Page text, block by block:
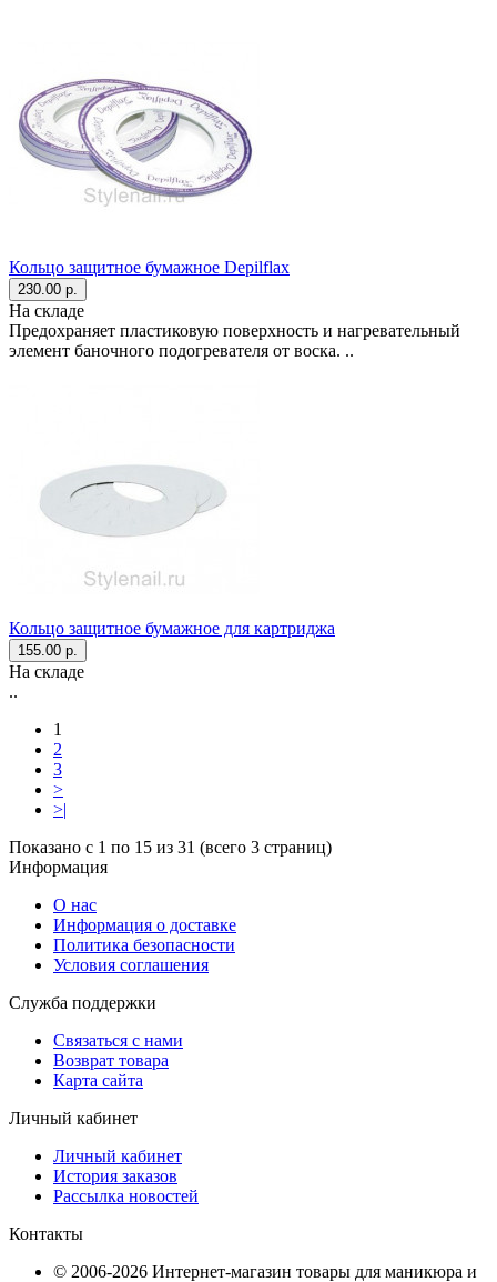
Кольцо защитное бумажное Depilflax
230.00 р.
На складе
Предохраняет пластиковую поверхность и нагревательный
элемент баночного подогревателя от воска. ..
Кольцо защитное бумажное для картриджа
155.00 р.
На складе
..
1
2
3
>
>|
Показано с 1 по 15 из 31 (всего 3 страниц)
Информация
О нас
Информация о доставке
Политика безопасности
Условия соглашения
Служба поддержки
Связаться с нами
Возврат товара
Карта сайта
Личный кабинет
Личный кабинет
История заказов
Рассылка новостей
Контакты
© 2006-2026 Интернет-магазин товары для маникюра и